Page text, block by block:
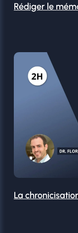
Rédiger le
La